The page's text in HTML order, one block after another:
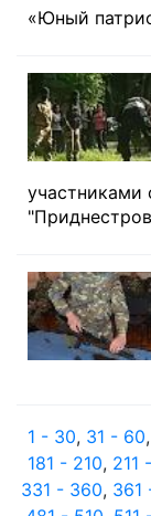
«Юный
участниками
1 - 30, 31 - 60,
181 - 210, 211
331 - 360, 361